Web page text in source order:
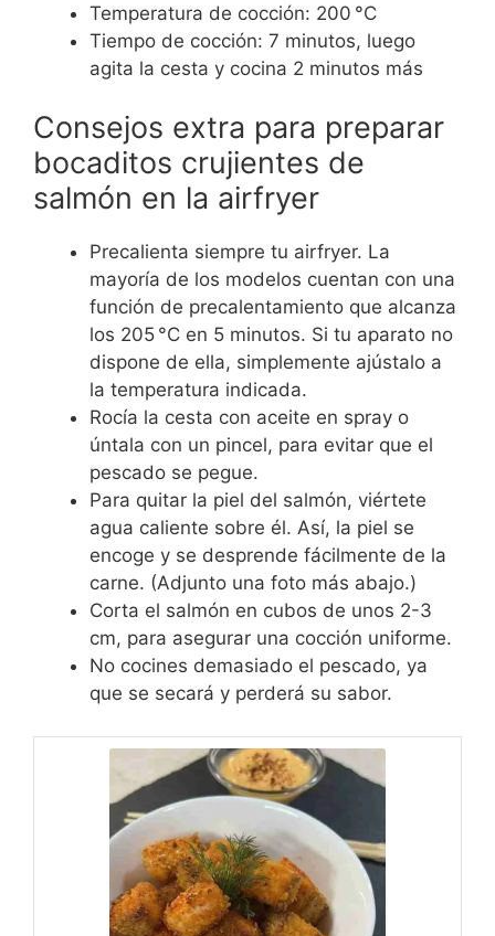
Temperatura de cocción: 200 °C
Tiempo de cocción: 7 minutos, luego
agita la cesta y cocina 2 minutos más
Consejos extra para preparar
bocaditos crujientes de
salmón en la airfryer
Precalienta siempre tu airfryer. La
mayoría de los modelos cuentan con una
función de precalentamiento que alcanza
los 205 °C en 5 minutos. Si tu aparato no
dispone de ella, simplemente ajústalo a
la temperatura indicada.
Rocía la cesta con aceite en spray o
úntala con un pincel, para evitar que el
pescado se pegue.
Para quitar la piel del salmón, viértete
agua caliente sobre él. Así, la piel se
encoge y se desprende fácilmente de la
carne. (Adjunto una foto más abajo.)
Corta el salmón en cubos de unos 2-3
cm, para asegurar una cocción uniforme.
No cocines demasiado el pescado, ya
que se secará y perderá su sabor.